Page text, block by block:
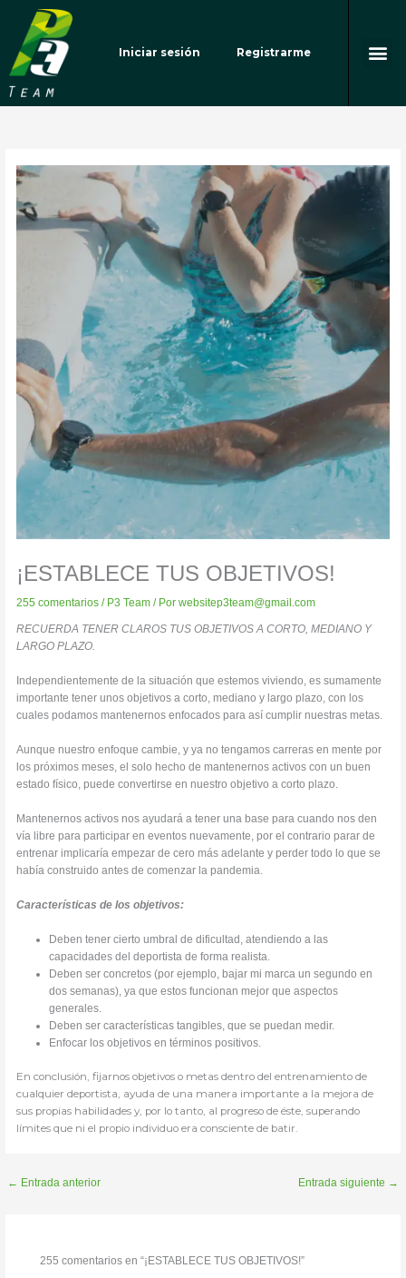
contenido
Iniciar sesión
Registrarme
¡ESTABLECE TUS OBJETIVOS!
255 comentarios / P3 Team / Porwebsitep3team@gmail.com
RECUERDA TENER CLAROS TUS OBJETIVOS A CORTO, MEDIANO Y
LARGO PLAZO.
Independientemente de la situación que estemos viviendo, es sumamente
importante tener unos objetivos a corto, mediano y largo plazo, con los
cuales podamos mantenernos enfocados para así cumplir nuestras metas.
Aunque nuestro enfoque cambie, y ya no tengamos carreras en mente por
los próximos meses, el solo hecho de mantenernos activos con un buen
estado físico, puede convertirse en nuestro objetivo a corto plazo.
Mantenernos activos nos ayudará a tener una base para cuando nos den
vía libre para participar en eventos nuevamente, por el contrario parar de
entrenar implicaría empezar de cero más adelante y perder todo lo que se
había construido antes de comenzar la pandemia.
Características de los objetivos:
Deben tener cierto umbral de dificultad, atendiendo a las
capacidades del deportista de forma realista.
Deben ser concretos (por ejemplo, bajar mi marca un segundo en
dos semanas), ya que estos funcionan mejor que aspectos
generales.
Deben ser características tangibles, que se puedan medir.
Enfocar los objetivos en términos positivos.
En conclusión, fijarnos objetivos o metas dentro del entrenamiento de
cualquier deportista, ayuda de una manera importante a la mejora de
sus propias habilidades y, por lo tanto, al progreso de éste, superando
límites que ni el propio individuo era consciente de batir.
← Entrada anterior Entrada siguiente →
255 comentarios en “¡ESTABLECE TUS OBJETIVOS!”